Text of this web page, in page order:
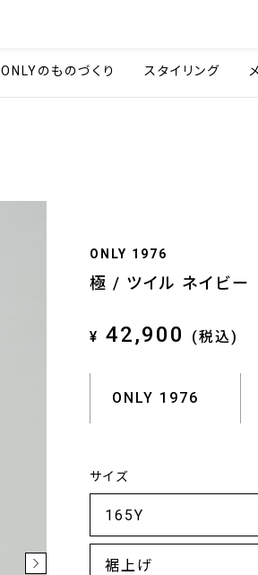
ONLYのものづくり スタイリング
ONLY 1976
極 / ツイル ネイビー
¥ 42,900 (税込)
ONLY 1976
サイズ
裾上げ